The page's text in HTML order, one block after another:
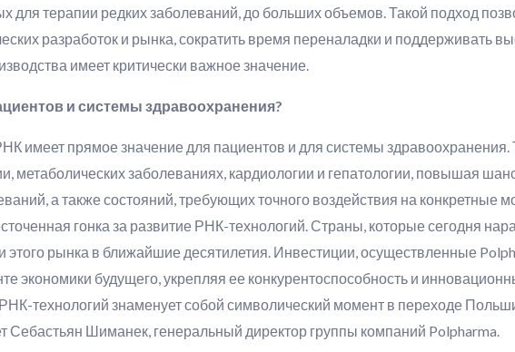
для терапии редких заболеваний, до больших объемов. Такой подход
разработок и рынка, сократить время переналадки и поддерживать
имеет критически важное значение.
и системы здравоохранения?
имеет прямое значение для пациентов и для системы
метаболических заболеваниях, кардиологии и гепатологии, повышая
а также состояний, требующих точного воздействия на
гонка за развитие РНК-технологий. Страны, которые сегодня
этого рынка в ближайшие десятилетия. Инвестиции, осуществленные
экономики будущего, укрепляя ее конкурентоспособность и
технологий знаменует собой символический момент в переходе
Себастьян Шиманек, генеральный директор группы компаний Polpharma.